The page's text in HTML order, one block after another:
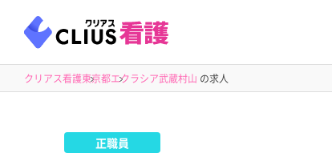
クリアス看護東京都エクラシア武蔵村山 の求人
正職員